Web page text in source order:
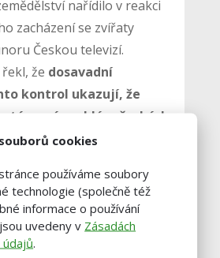
nařídilo v reakci
zacházení se zvířaty
Českou televizí.
že dosavadní
kontrol ukazují, že
problém českých
ho za selhání
jednání je třeba vždy
orgánům.
cookies
používáme soubory
technologie (společně též
informace o používání
uvedeny v Zásadách
údajů.